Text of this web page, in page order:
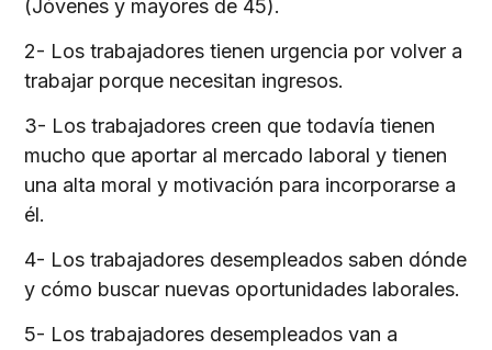
(Jóvenes y mayores de 45).
2- Los trabajadores tienen urgencia por volver a
trabajar porque necesitan ingresos.
3- Los trabajadores creen que todavía tienen
mucho que aportar al mercado laboral y tienen
una alta moral y motivación para incorporarse a
él.
4- Los trabajadores desempleados saben dónde
y cómo buscar nuevas oportunidades laborales.
5- Los trabajadores desempleados van a